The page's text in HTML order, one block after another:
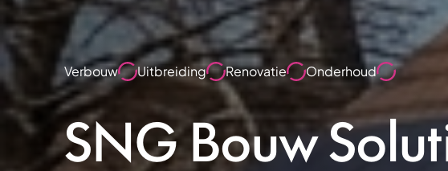
Verbouw Uitbreiding Renovatie Onderhoud
SNG Bouw